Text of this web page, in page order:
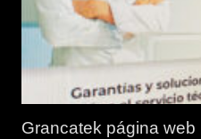
Grancatek página web